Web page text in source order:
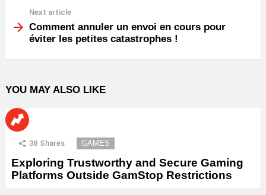
Next article
Comment annuler un envoi en cours pour
éviter les petites catastrophes !
YOU MAY ALSO LIKE
38 Shares GAMES
Exploring Trustworthy and Secure Gaming
Platforms Outside GamStop Restrictions